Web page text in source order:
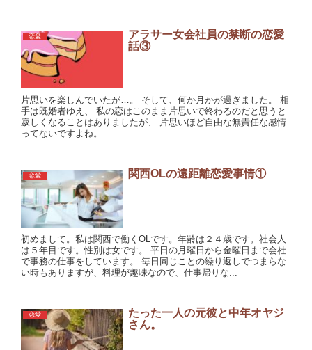
恋愛
アラサー女会社員の禁断の恋愛
話③
片思いを楽しんでいたが…。 そして、何か月かが過ぎました。 相
手は既婚者ゆえ、 私の恋はこのまま片思いで終わるのだと思うと
寂しくなることはありましたが、 片思いほど自由な無責任な感情
ってないですよね。 ...
恋愛 関西OLの遠距離恋愛事情①
初めまして。私は関西で働くOLです。年齢は２４歳です。社会人
は５年目です。性別は女です。 平日の月曜日から金曜日まで会社
で事務の仕事をしています。 毎日同じことの繰り返しでつまらな
い時もありますが、料理が趣味なので、仕事帰りな...
恋愛
たった一人の元彼と中年オヤジ
さん。